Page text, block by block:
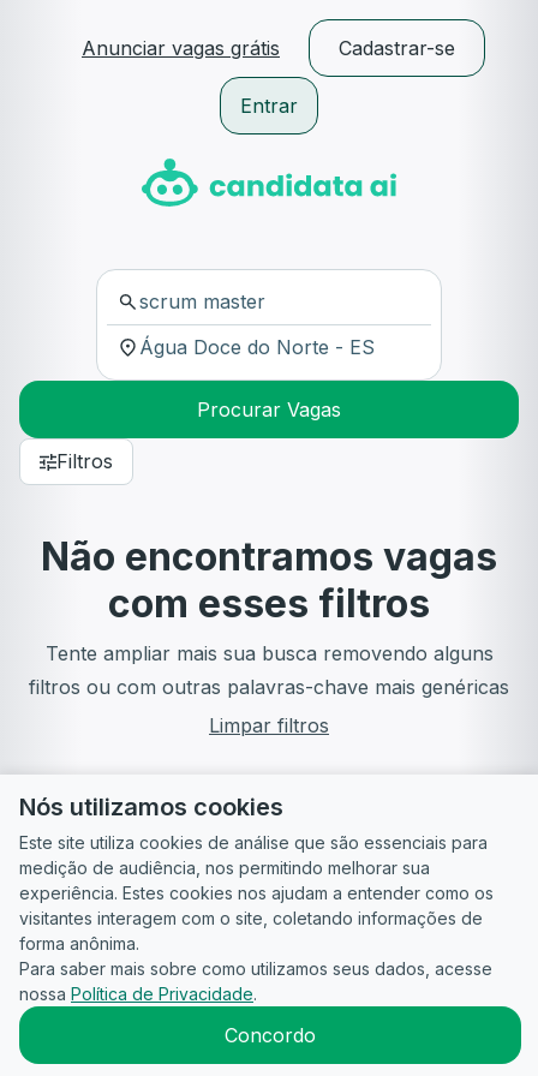
Anunciar vagas grátis Cadastrar-se
Entrar
Procurar Vagas
Filtros
Não encontramos vagas
com esses filtros
Tente ampliar mais sua busca removendo alguns
filtros ou com outras palavras-chave mais genéricas
Limpar filtros
Guia do
Candidato
Para
empresas
Política de
Privacidade
Termos
2026CandidataAI
Nós utilizamos cookies
Este site utiliza cookies de análise que são essenciais para
medição de audiência, nos permitindo melhorar sua
experiência. Estes cookies nos ajudam a entender como os
visitantes interagem com o site, coletando informações de
forma anônima.
Para saber mais sobre como utilizamos seus dados, acesse
nossa Política de Privacidade.
Concordo